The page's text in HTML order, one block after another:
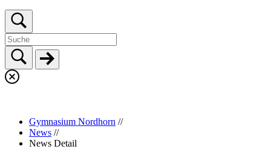
Gymnasium Nordhorn //
News //
News Detail